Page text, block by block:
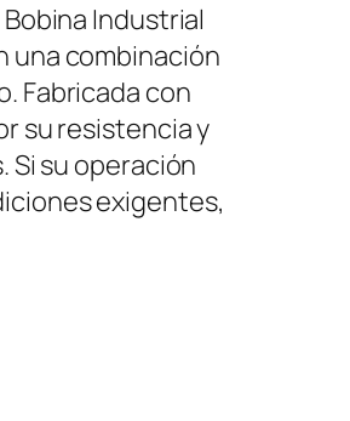
Industrial
una combinación
Fabricada con
su resistencia y
Si su operación
exigentes,